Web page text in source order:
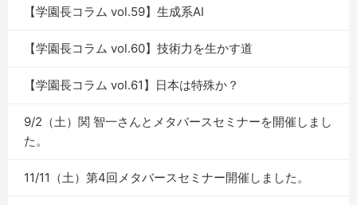
【学園長コラム vol.59】生成系AI
【学園長コラム vol.60】技術力を生かす道
【学園長コラム vol.61】日本は特殊か？
9/2（土）関 智一さんとメタバースセミナーを開催しまし
た。
11/11（土）第4回メタバースセミナー開催しました。